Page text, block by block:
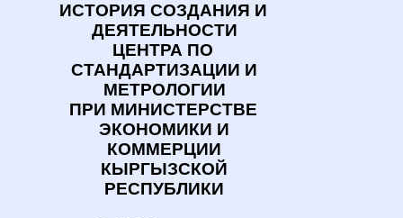
ИСТОРИЯ СОЗДАНИЯ И
ДЕЯТЕЛЬНОСТИ
ЦЕНТРА ПО
СТАНДАРТИЗАЦИИ И
МЕТРОЛОГИИ
ПРИ МИНИСТЕРСТВЕ
ЭКОНОМИКИ И
КОММЕРЦИИ
КЫРГЫЗСКОЙ
РЕСПУБЛИКИ